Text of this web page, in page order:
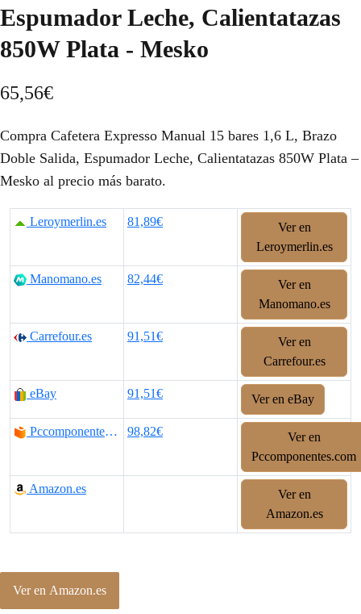
Espumador Leche, Calientatazas
850W Plata - Mesko
65,56€
Compra Cafetera Expresso Manual 15 bares 1,6 L, Brazo
Doble Salida, Espumador Leche, Calientatazas 850W Plata –
Mesko al precio más barato.
Leroymerlin.es 81,89€
Ver en
Leroymerlin.es
Manomano.es 82,44€
Ver en
Manomano.es
Carrefour.es 91,51€
Ver en
Carrefour.es
eBay 91,51€ Ver en eBay
Pccomponentes.com 98,82€
Ver en
Pccomponentes.com
Amazon.es
Ver en
Amazon.es
Ver en Amazon.es